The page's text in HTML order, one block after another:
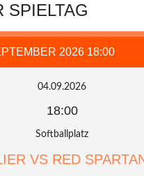
SPIELTAG
2026 18:00
04.09.2026
18:00
Softballplatz
VS RED